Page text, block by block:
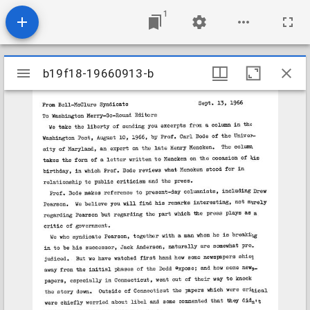
1
Mirador
viewer
b19f18-19660913-b
b19f18-19660913-b